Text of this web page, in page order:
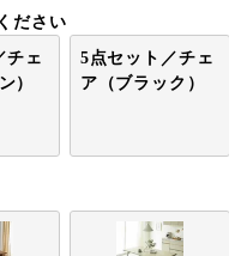
ださい
チェ
）
5点セット／チェ
ア（ブラック）